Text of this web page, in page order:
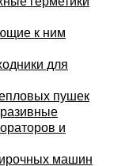
к ним
для
пушек
и
машин